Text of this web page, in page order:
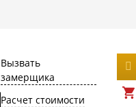
Вызвать
замерщика
Расчет стоимости